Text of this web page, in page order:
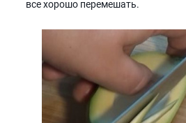
все хорошо перемешать.